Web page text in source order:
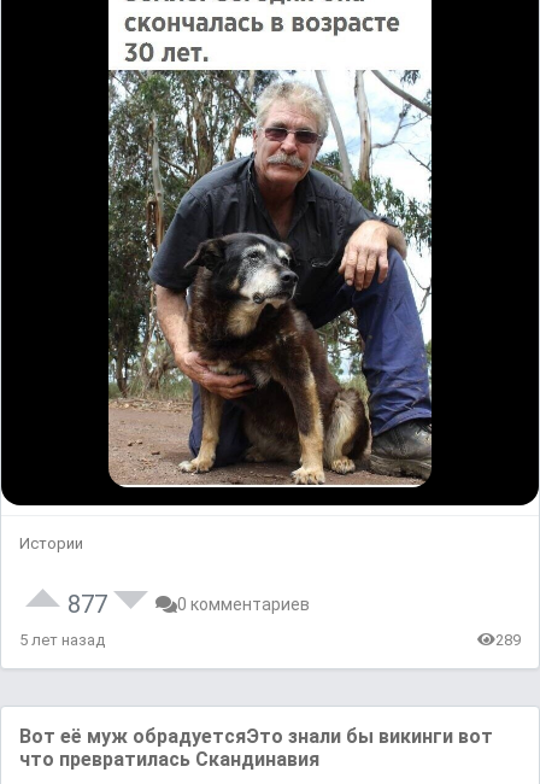
Истории
877 0 комментариев
5 лет назад 289
Вот её муж обрадуетсяЭто знали бы викинги вот
что превратилась Скандинавия